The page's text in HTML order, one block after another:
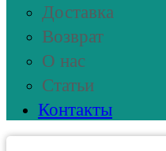
Доставка
Возврат
О нас
Статьи
Контакты